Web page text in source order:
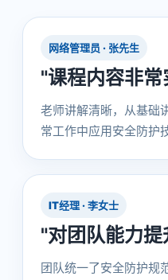
网络管理员 · 张先生
"课程内容非常
老师讲解清晰，从基础
常工作中应用安全防护
IT经理 · 李女士
"对团队能力
团队统一了安全防护规